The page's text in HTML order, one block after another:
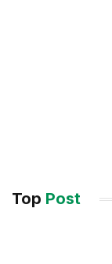
Top Post